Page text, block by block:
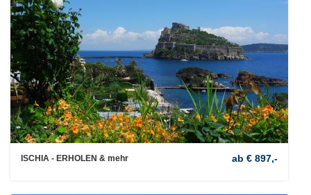
ISCHIA - ERHOLEN & mehr ab € 897,-